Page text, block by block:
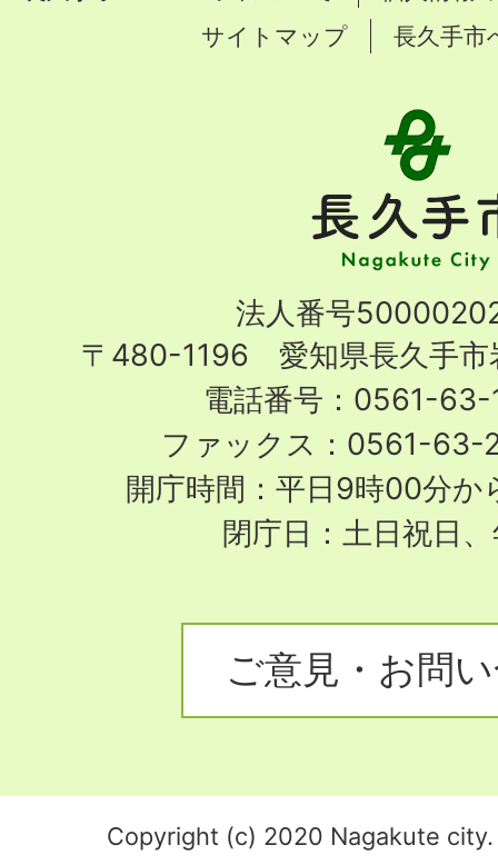
サイトマップ
長久手市
手
市
City
法人番号
〒480-1196 愛知県長久手市
電話番号：0561-63-
ファックス：0561-63-
開庁時間：平日9時00分か
閉庁日：土日祝日
ご意見・お問
Copyright (c) 2020 Nagakute